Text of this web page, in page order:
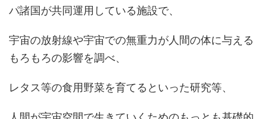
パ諸国が共同運用している施設で、
宇宙の放射線や宇宙での無重力が人間の体に与える
もろもろの影響を調べ、
レタス等の食用野菜を育てるといった研究等、